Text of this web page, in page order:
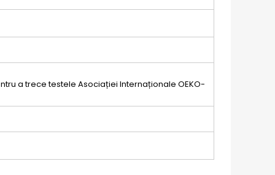
a trece testele Asociației Internaționale OEKO-